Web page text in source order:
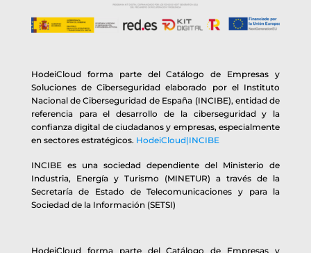
HodeiCloud forma parte del Catálogo de Empresas y
Soluciones de Ciberseguridad elaborado por el Instituto
Nacional de Ciberseguridad de España (INCIBE), entidad de
referencia para el desarrollo de la ciberseguridad y la
confianza digital de ciudadanos y empresas, especialmente
en sectores estratégicos. HodeiCloud|INCIBE
INCIBE es una sociedad dependiente del Ministerio de
Industria, Energía y Turismo (MINETUR) a través de la
Secretaría de Estado de Telecomunicaciones y para la
Sociedad de la Información (SETSI)
HodeiCloud forma parte del Catálogo de Empresas y